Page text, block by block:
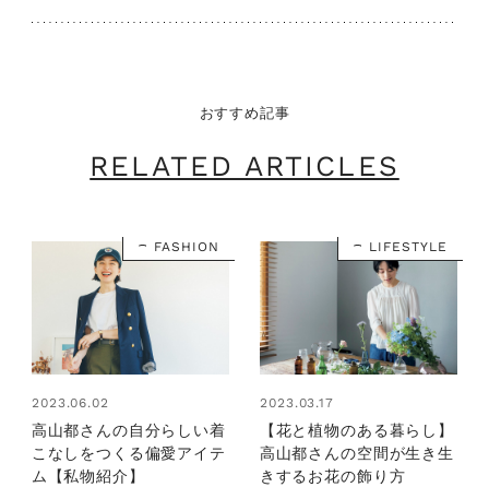
おすすめ記事
RELATED ARTICLES
FASHION
2023.06.02
高山都さんの自分らしい着
こなしをつくる偏愛アイテ
ム【私物紹介】
LIFESTYLE
2023.03.17
【花と植物のある暮らし】
高山都さんの空間が生き生
きするお花の飾り方